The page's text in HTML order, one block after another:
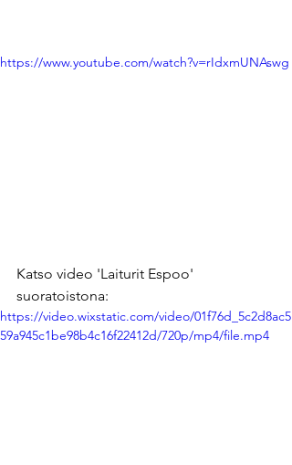
https://www.youtube.com/watch?v=rIdxmUNAswg
Katso video 'Laiturit Espoo'
suoratoistona:
https://video.wixstatic.com/video/01f76d_5c2d8ac5
59a945c1be98b4c16f22412d/720p/mp4/file.mp4